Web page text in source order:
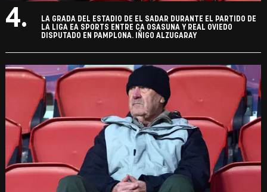
4.
LA GRADA DEL ESTADIO DE EL SADAR DURANTE EL PARTIDO DE
LA LIGA EA SPORTS ENTRE CA OSASUNA Y REAL OVIEDO
DISPUTADO EN PAMPLONA. IÑIGO ALZUGARAY